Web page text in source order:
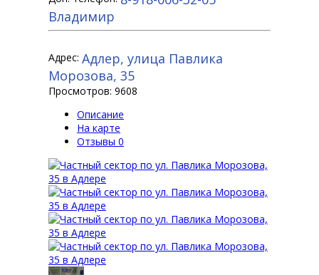
Владимир
Адрес: Адлер, улица Павлика
Морозова, 35
Просмотров: 9608
Описание
На карте
Отзывы 0